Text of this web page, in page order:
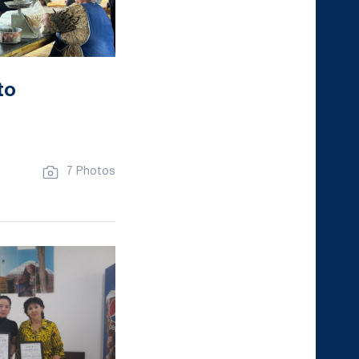
7 Photos